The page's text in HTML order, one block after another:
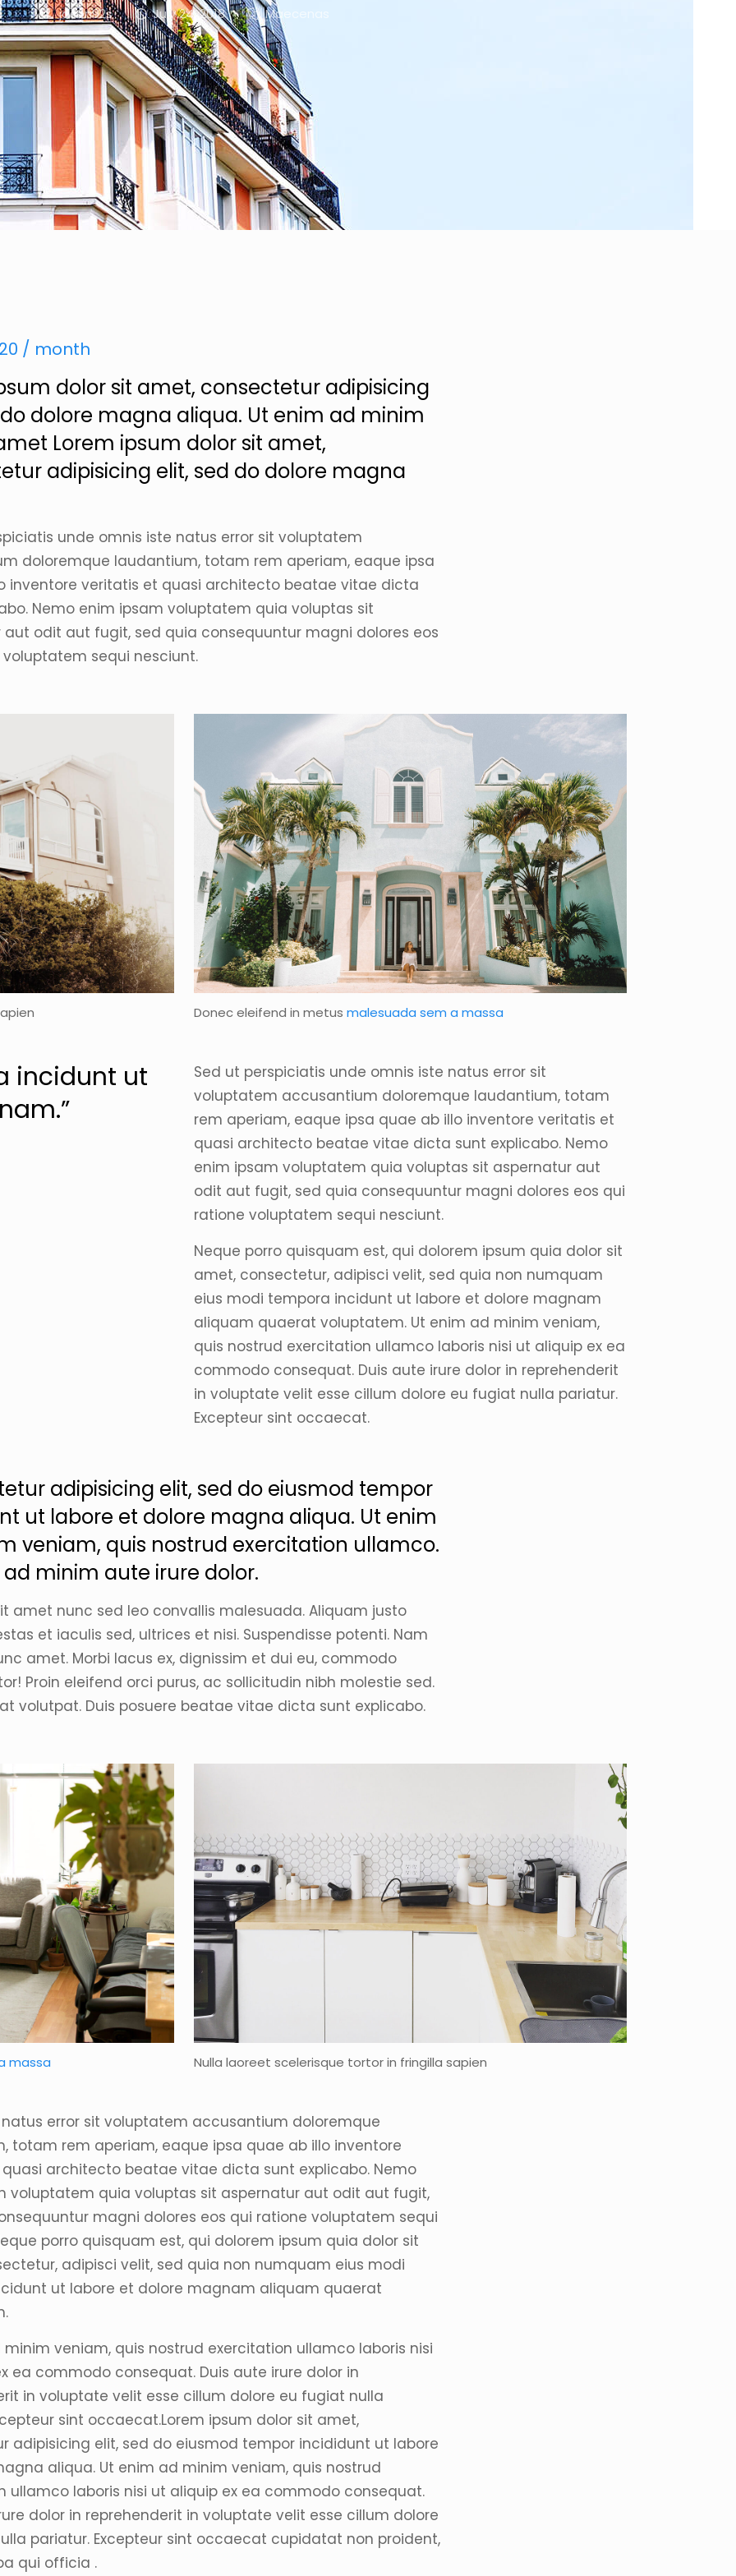
jason92s July 24, 2018 Maecenas
/ month
dolor sit amet, consectetur adipisicing
dolore magna aliqua. Ut enim ad minim
Lorem ipsum dolor sit amet,
adipisicing elit, sed do dolore magna
unde omnis iste natus error sit voluptatem
doloremque laudantium, totam rem aperiam, eaque ipsa
inventore veritatis et quasi architecto beatae vitae dicta
Nemo enim ipsam voluptatem quia voluptas sit
aut odit aut fugit, sed quia consequuntur magni dolores eos
sequi nesciunt.
Donec eleifend in metus malesuada sem a massa
incidunt ut
Sed ut perspiciatis unde omnis iste natus error sit
voluptatem accusantium doloremque laudantium, totam
rem aperiam, eaque ipsa quae ab illo inventore veritatis et
quasi architecto beatae vitae dicta sunt explicabo. Nemo
enim ipsam voluptatem quia voluptas sit aspernatur aut
odit aut fugit, sed quia consequuntur magni dolores eos qui
ratione voluptatem sequi nesciunt.
Neque porro quisquam est, qui dolorem ipsum quia dolor sit
amet, consectetur, adipisci velit, sed quia non numquam
eius modi tempora incidunt ut labore et dolore magnam
aliquam quaerat voluptatem. Ut enim ad minim veniam,
quis nostrud exercitation ullamco laboris nisi ut aliquip ex ea
commodo consequat. Duis aute irure dolor in reprehenderit
in voluptate velit esse cillum dolore eu fugiat nulla pariatur.
Excepteur sint occaecat.
adipisicing elit, sed do eiusmod tempor
ut labore et dolore magna aliqua. Ut enim
veniam, quis nostrud exercitation ullamco.
minim aute irure dolor.
amet nunc sed leo convallis malesuada. Aliquam justo
et iaculis sed, ultrices et nisi. Suspendisse potenti. Nam
amet. Morbi lacus ex, dignissim et dui eu, commodo
Proin eleifend orci purus, ac sollicitudin nibh molestie sed.
volutpat. Duis posuere beatae vitae dicta sunt explicabo.
massa Nulla laoreet scelerisque tortor in fringilla sapien
error sit voluptatem accusantium doloremque
totam rem aperiam, eaque ipsa quae ab illo inventore
architecto beatae vitae dicta sunt explicabo. Nemo
voluptatem quia voluptas sit aspernatur aut odit aut fugit,
magni dolores eos qui ratione voluptatem sequi
porro quisquam est, qui dolorem ipsum quia dolor sit
adipisci velit, sed quia non numquam eius modi
ut labore et dolore magnam aliquam quaerat
minim veniam, quis nostrud exercitation ullamco laboris nisi
ea commodo consequat. Duis aute irure dolor in
in voluptate velit esse cillum dolore eu fugiat nulla
sint occaecat.Lorem ipsum dolor sit amet,
adipisicing elit, sed do eiusmod tempor incididunt ut labore
aliqua. Ut enim ad minim veniam, quis nostrud
ullamco laboris nisi ut aliquip ex ea commodo consequat.
dolor in reprehenderit in voluptate velit esse cillum dolore
pariatur. Excepteur sint occaecat cupidatat non proident,
qui officia .